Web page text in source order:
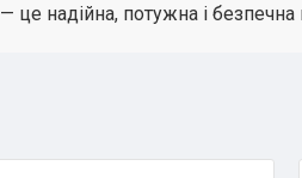
— це надійна, потужна і